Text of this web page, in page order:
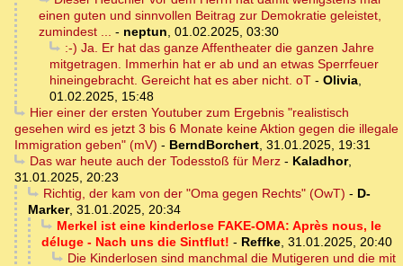
einen guten und sinnvollen Beitrag zur Demokratie geleistet,
zumindest ... - neptun, 01.02.2025, 03:30
:-) Ja. Er hat das ganze Affentheater die ganzen Jahre
mitgetragen. Immerhin hat er ab und an etwas Sperrfeuer
hineingebracht. Gereicht hat es aber nicht. oT - Olivia,
01.02.2025, 15:48
Hier einer der ersten Youtuber zum Ergebnis "realistisch
gesehen wird es jetzt 3 bis 6 Monate keine Aktion gegen die illegale
Immigration geben" (mV) - BerndBorchert, 31.01.2025, 19:31
Das war heute auch der Todesstoß für Merz- Kaladhor,
31.01.2025, 20:23
Richtig, der kam von der "Oma gegen Rechts" (OwT) - D-
Marker, 31.01.2025, 20:34
Merkel ist eine kinderlose FAKE-OMA: Après nous, le
déluge - Nach uns die Sintflut! - Reffke, 31.01.2025, 20:40
Die Kinderlosen sind manchmal die Mutigeren und die mit